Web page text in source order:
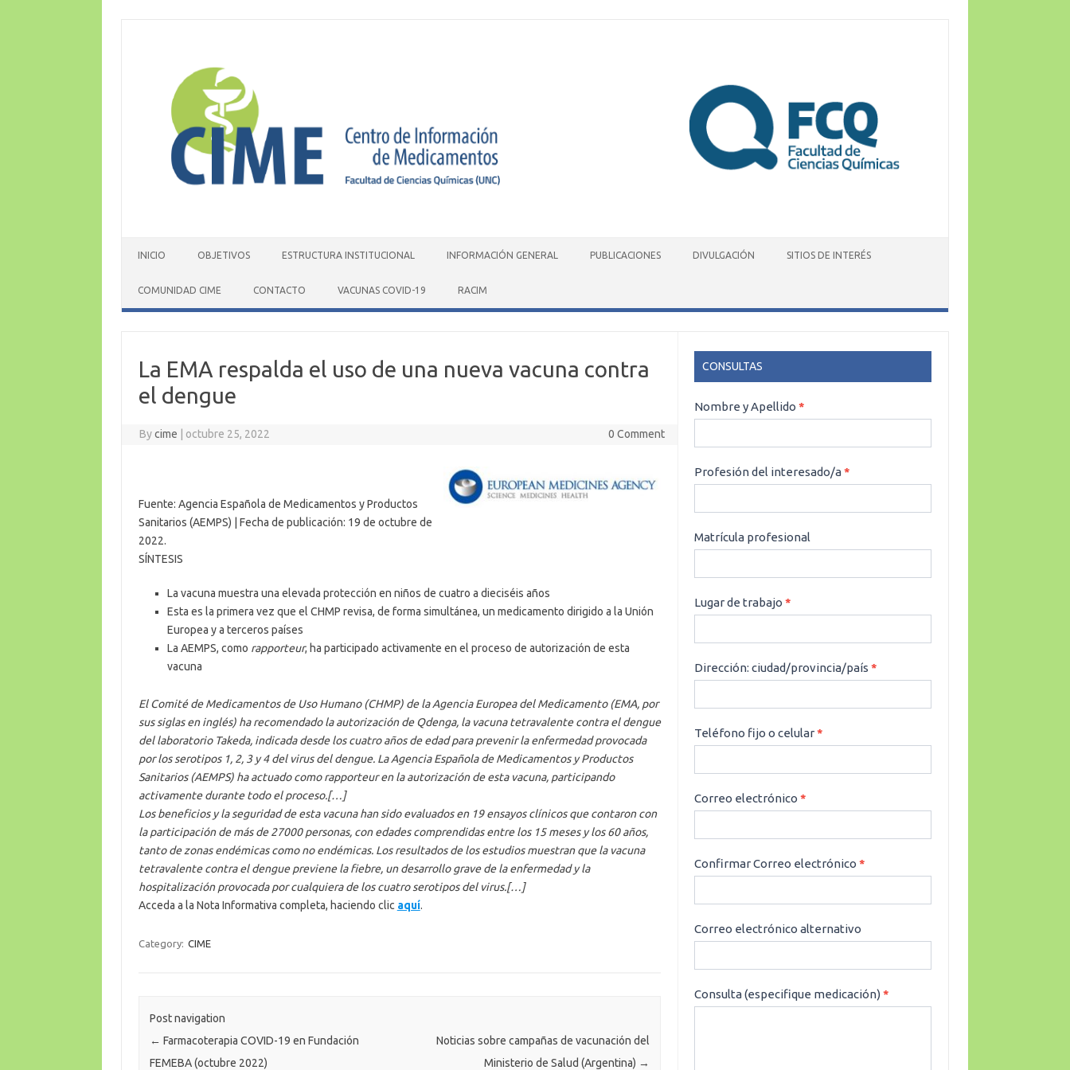
INICIO OBJETIVOS ESTRUCTURA INSTITUCIONAL INFORMACIÓN GENERAL PUBLICACIONES DIVULGACIÓN SITIOS DE INTERÉS
COMUNIDAD CIME CONTACTO VACUNAS COVID-19 RACIM
La EMA respalda el uso de una nueva vacuna contra
el dengue
Bycime octubre 25, 2022 0 Comment
Fuente: Agencia Española de Medicamentos y Productos
Sanitarios (AEMPS) | Fecha de publicación: 19 de octubre de
2022.
SÍNTESIS
La vacuna muestra una elevada protección en niños de cuatro a dieciséis años
Esta es la primera vez que el CHMP revisa, de forma simultánea, un medicamento dirigido a la Unión
Europea y a terceros países
La AEMPS, como rapporteur, ha participado activamente en el proceso de autorización de esta
vacuna
El Comité de Medicamentos de Uso Humano (CHMP) de la Agencia Europea del Medicamento (EMA, por
sus siglas en inglés) ha recomendado la autorización de Qdenga, la vacuna tetravalente contra el dengue
del laboratorio Takeda, indicada desde los cuatro años de edad para prevenir la enfermedad provocada
por los serotipos 1, 2, 3 y 4 del virus del dengue. La Agencia Española de Medicamentos y Productos
Sanitarios (AEMPS) ha actuado como rapporteur en la autorización de esta vacuna, participando
activamente durante todo el proceso.[…]
Los beneficios y la seguridad de esta vacuna han sido evaluados en 19 ensayos clínicos que contaron con
la participación de más de 27000 personas, con edades comprendidas entre los 15 meses y los 60 años,
tanto de zonas endémicas como no endémicas. Los resultados de los estudios muestran que la vacuna
tetravalente contra el dengue previene la fiebre, un desarrollo grave de la enfermedad y la
hospitalización provocada por cualquiera de los cuatro serotipos del virus.[…]
Acceda a la Nota Informativa completa, haciendo clic aquí.
Category: CIME
Post navigation
← Farmacoterapia COVID-19 en Fundación
FEMEBA (octubre 2022)
Noticias sobre campañas de vacunación del
Ministerio de Salud (Argentina) →
CONSULTAS
CONSULTAS
Nombre y Apellido*
Profesión del interesado/a*
Matrícula profesional
Lugar de trabajo*
Dirección: ciudad/provincia/país*
Teléfono fijo o celular*
Correo electrónico*
Confirmar Correo electrónico*
Correo electrónico alternativo
Consulta (especifique medicación)*